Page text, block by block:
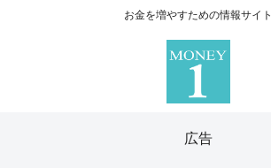
お金を増やすための情報サイト
広告